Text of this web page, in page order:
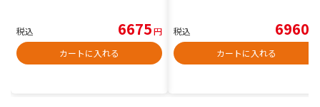
税込 6675円
カートに入れる
税込 6960
カートに入れる